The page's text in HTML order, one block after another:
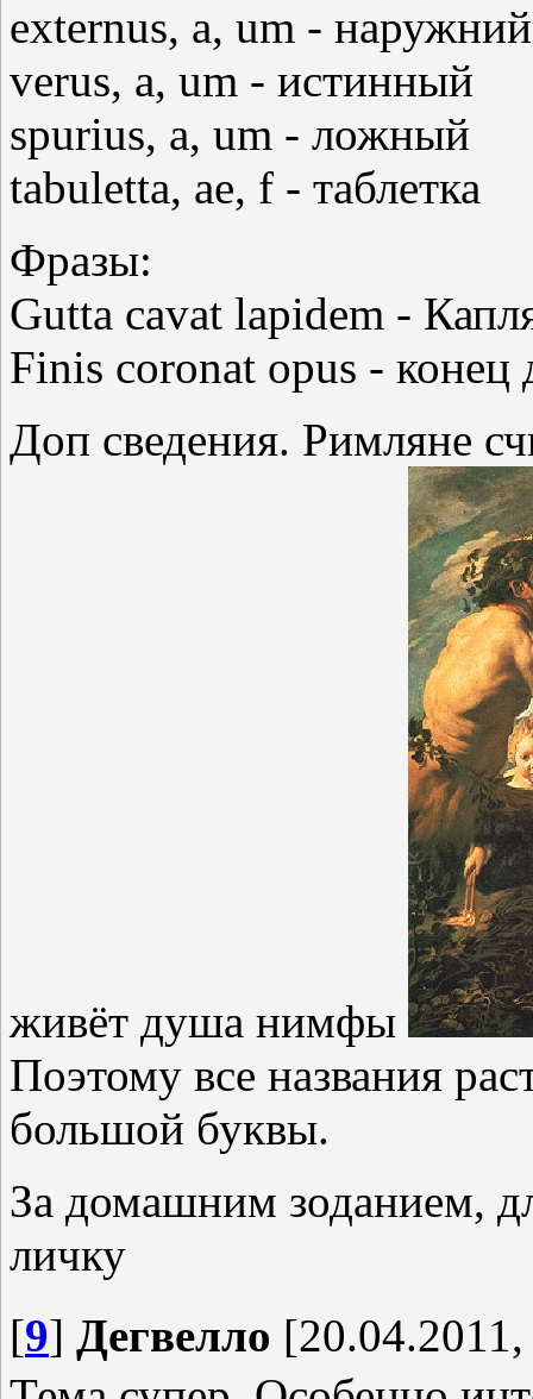
externus, а, um - наружний
verus, а, um - истинный
spurius, а, um - ложный
tabuletta, ae, f - таблетка
Фразы:
Gutta cavat lapidem -
Finis coronat opus - конец
Доп сведения. Римляне
живёт душа нимфы
Поэтому все названия
большой буквы.
За домашним зоданием,
личку
[9] Дегвелло